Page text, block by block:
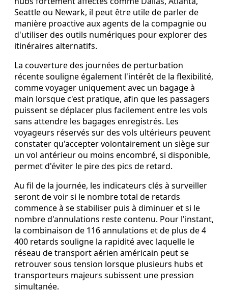
Seattle ou Newark, il peut être utile de parler de
manière proactive aux agents de la compagnie ou
d'utiliser des outils numériques pour explorer des
itinéraires alternatifs.
La couverture des journées de perturbation
récente souligne également l'intérêt de la flexibilité,
comme voyager uniquement avec un bagage à
main lorsque c'est pratique, afin que les passagers
puissent se déplacer plus facilement entre les vols
sans attendre les bagages enregistrés. Les
voyageurs réservés sur des vols ultérieurs peuvent
constater qu'accepter volontairement un siège sur
un vol antérieur ou moins encombré, si disponible,
permet d'éviter le pire des pics de retard.
Au fil de la journée, les indicateurs clés à surveiller
seront de voir si le nombre total de retards
commence à se stabiliser puis à diminuer et si le
nombre d'annulations reste contenu. Pour l'instant,
la combinaison de 116 annulations et de plus de 4
400 retards souligne la rapidité avec laquelle le
réseau de transport aérien américain peut se
retrouver sous tension lorsque plusieurs hubs et
transporteurs majeurs subissent une pression
simultanée.